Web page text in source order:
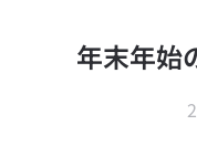
年末年始